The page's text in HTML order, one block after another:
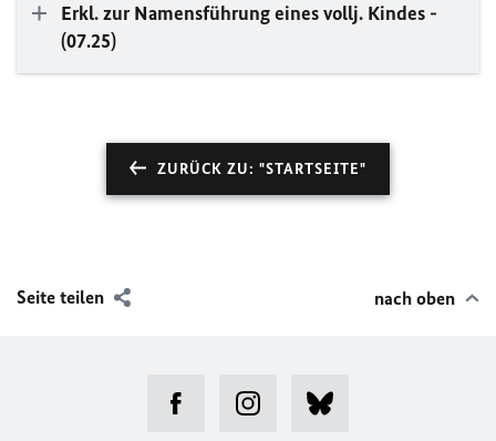
Erkl. zur Namensführung eines vollj. Kindes -
(07.25)
ZURÜCK ZU: "STARTSEITE"
Seite teilen nach oben